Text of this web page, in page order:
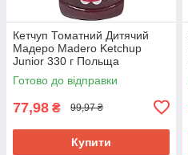
Кетчуп Томатний Дитячий
Мадеро Madero Ketchup
Junior 330 г Польща
Готово до відправки
77,98 ₴ 99,97 ₴
Купити